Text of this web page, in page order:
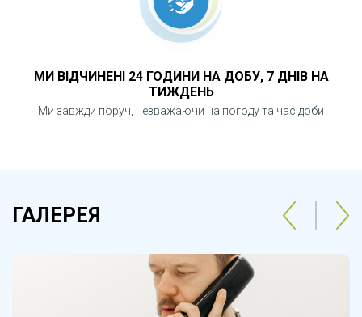
МИ ВІДЧИНЕНІ 24 ГОДИНИ НА ДОБУ, 7 ДНІВ НА
ТИЖДЕНЬ
Ми завжди поруч, незважаючи на погоду та час доби
ГАЛЕРЕЯ